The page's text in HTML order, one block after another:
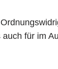
für im